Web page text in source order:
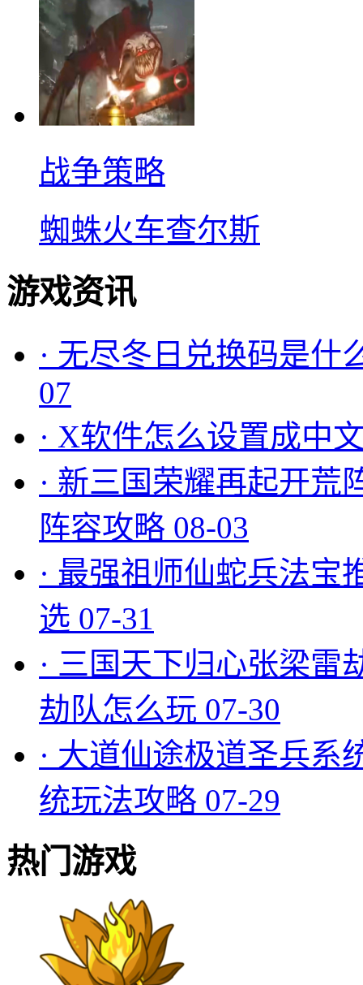
战争策略
蜘蛛火车查尔斯
游戏资讯
· 无尽冬日兑换码是什
07
· X软件怎么设置成中
· 新三国荣耀再起开荒
阵容攻略 08-03
· 最强祖师仙蛇兵法宝
选 07-31
· 三国天下归心张梁雷
劫队怎么玩 07-30
· 大道仙途极道圣兵系
统玩法攻略 07-29
热门游戏